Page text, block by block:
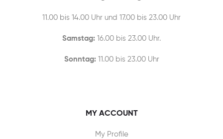
11.00 bis 14.00 Uhr und 17.00 bis 23.00 Uhr
Samstag: 16.00 bis 23.00 Uhr.
Sonntag:11.00 bis 23.00 Uhr
MY ACCOUNT
My Profile